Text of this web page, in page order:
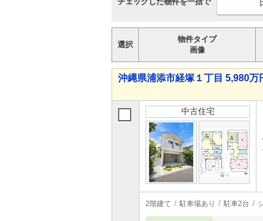
選択
物件タイプ
画像
沖縄県浦添市経塚１丁目 5,980万
中古住宅
2階建て 駐車場あり 駐車2台